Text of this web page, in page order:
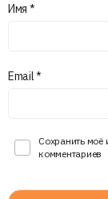
Имя *
Email*
Сохранить
комментариев